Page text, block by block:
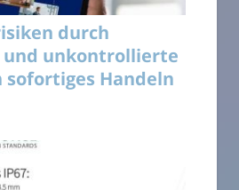
durch
unkontrollierte
Handeln